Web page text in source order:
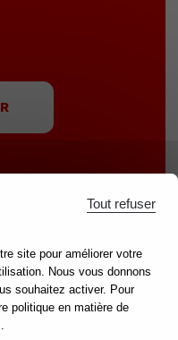
-leborgne.fr
site pour améliorer votre
Nous vous donnons
souhaitez activer. Pour
politique en matière de
Tout refuser